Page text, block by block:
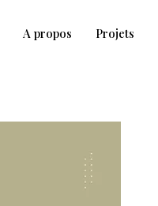
A propos Projets